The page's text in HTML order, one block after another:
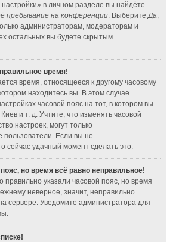
в личном разделе вы найдёте
пребывание на конференции. ВыберитеДа,
администраторам, модераторам и
остальных вы будете скрытым
время!
время, относящееся к другому часовому
находитесь вы. В этом случае
часовой пояс на тот, в котором вы
и т. д. Учтите, что изменять часовой
настроек, могут только
пользователи. Если вы не
сейчас удачный момент сделать это.
но время всё равно неправильное!
правильно указали часовой пояс, но время
неверное, значит, неправильно
сервере. Уведомите администратора для